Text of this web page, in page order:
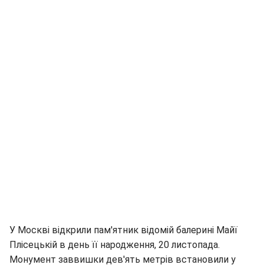
У Москві відкрили пам'ятник відомій балерині Майї
Плісецькій в день її народження, 20 листопада.
Монумент заввишки дев'ять метрів встановили у